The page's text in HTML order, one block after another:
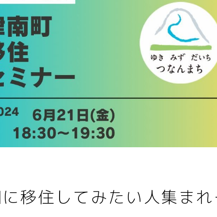
移住してみたい人集ま